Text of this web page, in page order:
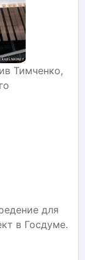
Тимченко,
для
в Госдуме.